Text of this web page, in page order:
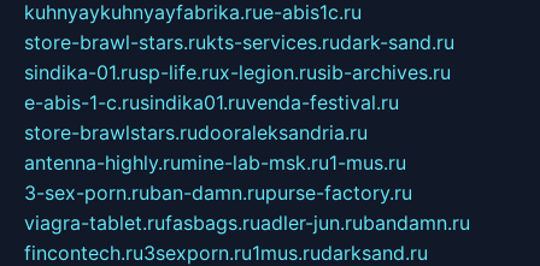
kuhnyaykuhnyayfabrika.rue-abis1c.ru
store-brawl-stars.rukts-services.rudark-sand.ru
sindika-01.rusp-life.rux-legion.rusib-archives.ru
e-abis-1-c.rusindika01.ruvenda-festival.ru
store-brawlstars.rudooraleksandria.ru
antenna-highly.rumine-lab-msk.ru1-mus.ru
3-sex-porn.ruban-damn.rupurse-factory.ru
viagra-tablet.rufasbags.ruadler-jun.rubandamn.ru
fincontech.ru3sexporn.ru1mus.rudarksand.ru